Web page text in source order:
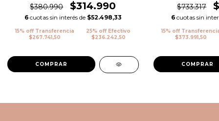
$380.990 $314.990
6 cuotas sin interés de $52.498,33
15% off Transferencia
$267.741,50
25% off Efectivo
$236.242,50
$733.317
6 cuotas sin
15% off
$373.991,50